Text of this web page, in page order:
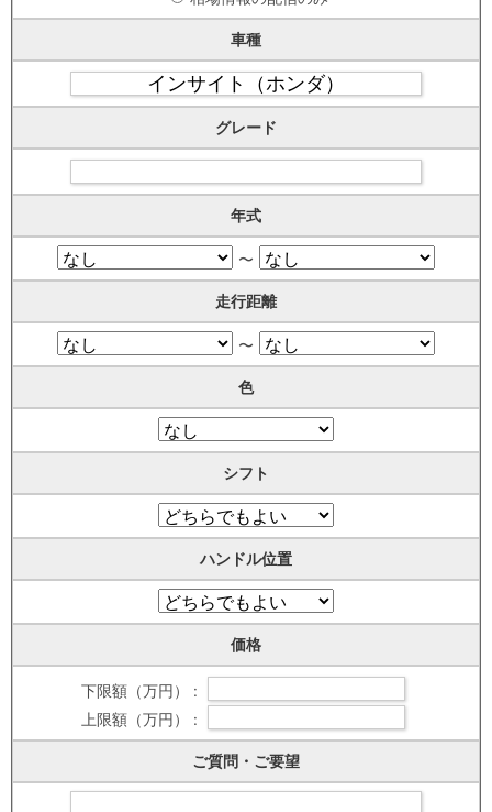
車種
グレード
年式
〜
走行距離
〜
色
シフト
ハンドル位置
価格
下限額（万円） :
上限額（万円） :
ご質問・ご要望